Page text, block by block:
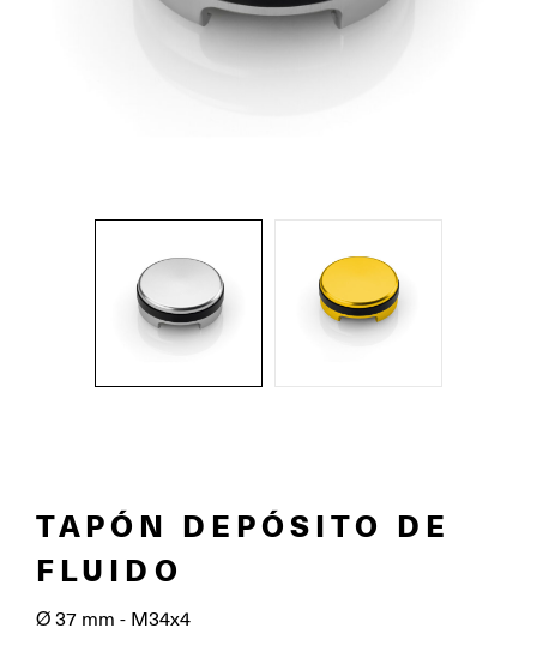
TAPÓN DEPÓSITO DE
FLUIDO
Ø 37 mm - M34x4